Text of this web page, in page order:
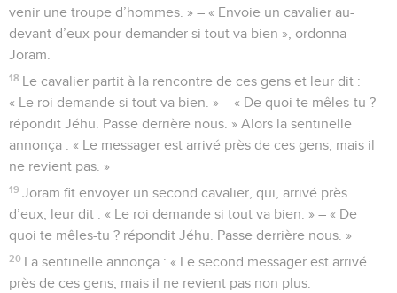
venir une troupe d’hommes. » – « Envoie un cavalier au-
devant d’eux pour demander si tout va bien », ordonna
Joram.
18 Le cavalier partit à la rencontre de ces gens et leur dit :
« Le roi demande si tout va bien. » – « De quoi te mêles-tu ?
répondit Jéhu. Passe derrière nous. » Alors la sentinelle
annonça : « Le messager est arrivé près de ces gens, mais il
ne revient pas. »
19 Joram fit envoyer un second cavalier, qui, arrivé près
d’eux, leur dit : « Le roi demande si tout va bien. » – « De
quoi te mêles-tu ? répondit Jéhu. Passe derrière nous. »
20 La sentinelle annonça : « Le second messager est arrivé
près de ces gens, mais il ne revient pas non plus.